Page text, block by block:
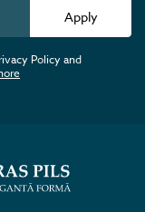
Apply
Policy and